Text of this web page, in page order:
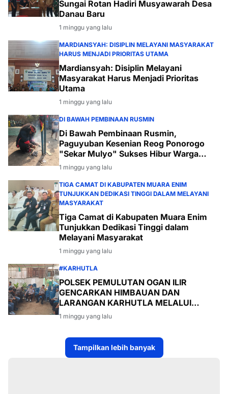
Sungai Rotan Hadiri Musyawarah Desa
Danau Baru
1 minggu yang lalu
MARDIANSYAH: DISIPLIN MELAYANI MASYARAKAT
HARUS MENJADI PRIORITAS UTAMA
Mardiansyah: Disiplin Melayani
Masyarakat Harus Menjadi Prioritas
Utama
1 minggu yang lalu
DI BAWAH PEMBINAAN RUSMIN
Di Bawah Pembinaan Rusmin,
Paguyuban Kesenian Reog Ponorogo
"Sekar Mulyo" Sukses Hibur Warga
Desa Payabakal
1 minggu yang lalu
TIGA CAMAT DI KABUPATEN MUARA ENIM
TUNJUKKAN DEDIKASI TINGGI DALAM MELAYANI
MASYARAKAT
Tiga Camat di Kabupaten Muara Enim
Tunjukkan Dedikasi Tinggi dalam
Melayani Masyarakat
1 minggu yang lalu
#KARHUTLA
POLSEK PEMULUTAN OGAN ILIR
GENCARKAN HIMBAUAN DAN
LARANGAN KARHUTLA MELALUI
PROGRAM TSKD (TOURING SAMBANG
KE DESA-DESA
1 minggu yang lalu
Tampilkan lebih banyak